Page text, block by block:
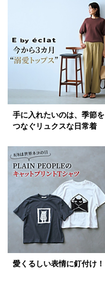
手に入れたいのは、季節を
つなぐリュクスな日常着
愛くるしい表情に釘付け！